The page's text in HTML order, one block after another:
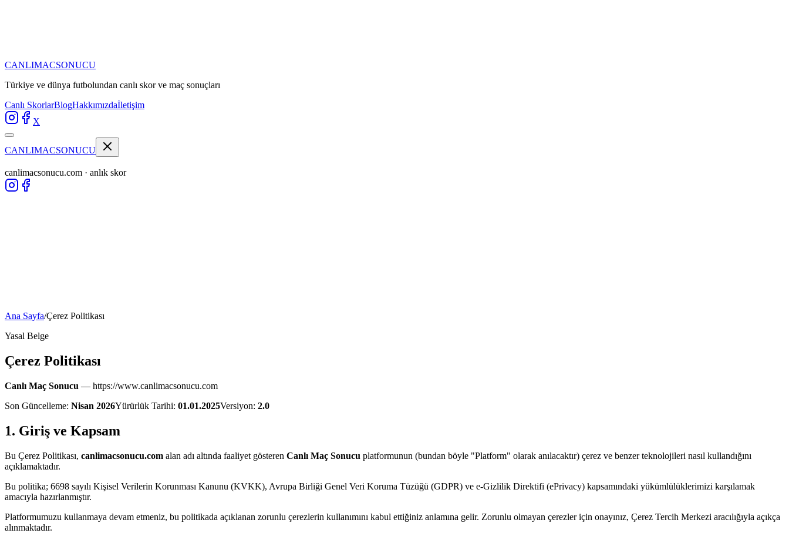
CANLIMACSONUCU
Türkiye ve dünya futbolundan canlı skor ve maç sonuçları
Canlı SkorlarBlogHakkımızdaİletişim
X
CANLIMACSONUCU
canlimacsonucu.com · anlık skor
Ana Sayfa/Çerez Politikası
Yasal Belge
Çerez Politikası
Canlı Maç Sonucu — https://www.canlimacsonucu.com
Son Güncelleme: Nisan 2026Yürürlük Tarihi: 01.01.2025Versiyon: 2.0
1. Giriş ve Kapsam
Bu Çerez Politikası, canlimacsonucu.com alan adı altında faaliyet gösteren Canlı Maç Sonucu platformunun (bundan böyle "Platform" olarak anılacaktır) çerez ve benzer teknolojileri nasıl kullandığını
açıklamaktadır.
Bu politika; 6698 sayılı Kişisel Verilerin Korunması Kanunu (KVKK), Avrupa Birliği Genel Veri Koruma Tüzüğü (GDPR) ve e-Gizlilik Direktifi (ePrivacy) kapsamındaki yükümlülüklerimizi karşılamak
amacıyla hazırlanmıştır.
Platformumuzu kullanmaya devam etmeniz, bu politikada açıklanan zorunlu çerezlerin kullanımını kabul ettiğiniz anlamına gelir. Zorunlu olmayan çerezler için onayınız, Çerez Tercih Merkezi aracılığıyla açıkça
alınmaktadır.